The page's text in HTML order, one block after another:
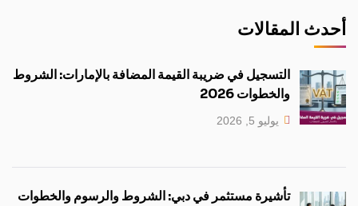
أحدث المقالات
التسجيل في ضريبة القيمة المضافة بالإمارات: الشروط
والخطوات 2026
يوليو 5, 2026
تأشيرة مستثمر في دبي: الشروط والرسوم والخطوات